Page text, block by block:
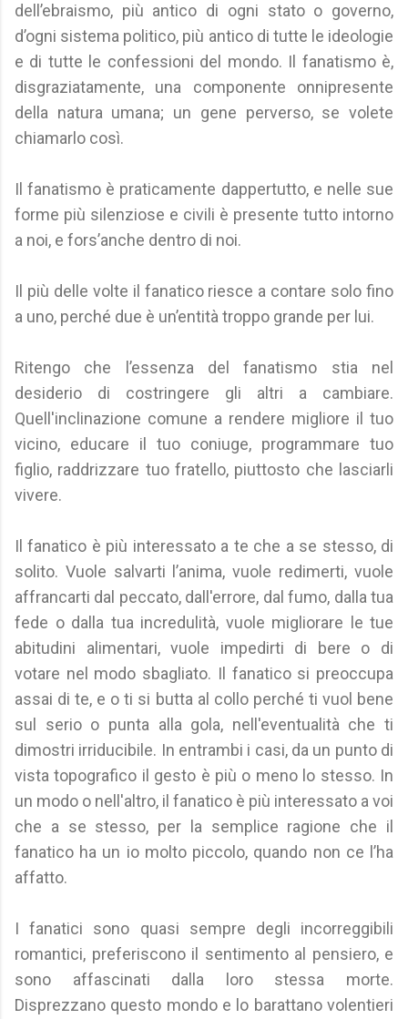
dell’ebraismo, più antico di ogni stato o governo,
d’ogni sistema politico, più antico di tutte le ideologie
e di tutte le confessioni del mondo. Il fanatismo è,
disgraziatamente, una componente onnipresente
della natura umana; un gene perverso, se volete
chiamarlo così.
Il fanatismo è praticamente dappertutto, e nelle sue
forme più silenziose e civili è presente tutto intorno
a noi, e fors’anche dentro di noi.
Il più delle volte il fanatico riesce a contare solo fino
a uno, perché due è un’entità troppo grande per lui.
Ritengo che l’essenza del fanatismo stia nel
desiderio di costringere gli altri a cambiare.
Quell'inclinazione comune a rendere migliore il tuo
vicino, educare il tuo coniuge, programmare tuo
figlio, raddrizzare tuo fratello, piuttosto che lasciarli
vivere.
Il fanatico è più interessato a te che a se stesso, di
solito. Vuole salvarti l’anima, vuole redimerti, vuole
affrancarti dal peccato, dall'errore, dal fumo, dalla tua
fede o dalla tua incredulità, vuole migliorare le tue
abitudini alimentari, vuole impedirti di bere o di
votare nel modo sbagliato. Il fanatico si preoccupa
assai di te, e o ti si butta al collo perché ti vuol bene
sul serio o punta alla gola, nell'eventualità che ti
dimostri irriducibile. In entrambi i casi, da un punto di
vista topografico il gesto è più o meno lo stesso. In
un modo o nell'altro, il fanatico è più interessato a voi
che a se stesso, per la semplice ragione che il
fanatico ha un io molto piccolo, quando non ce l’ha
affatto.
I fanatici sono quasi sempre degli incorreggibili
romantici, preferiscono il sentimento al pensiero, e
sono affascinati dalla loro stessa morte.
Disprezzano questo mondo e lo barattano volentieri